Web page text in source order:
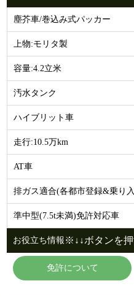
塵芥車/巻込み式パッカー
上物:モリタ製
容量:4.2立米
汚水タンク
ハイブリット車
走行:10.5万km
AT車
排ガス適合(各都市登録&乗り
準中型(7.5t未満)免許対応車
お役立ち情報 ※↓↓ボタンを
免許について